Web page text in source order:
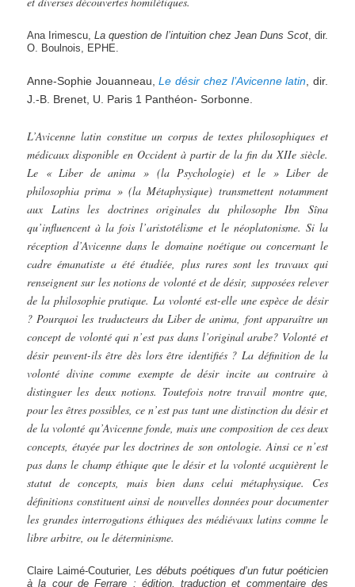
Ana Irimescu,La question de l’intuition chez Jean Duns Scot, dir.
O. Boulnois, EPHE.
Anne-Sophie Jouanneau,Le désir chez l’Avicenne latin, dir.
J.-B. Brenet, U. Paris 1 Panthéon- Sorbonne.
L’Avicenne latin constitue un corpus de textes philosophiques et
médicaux disponible en Occident à partir de la fin du XIIe siècle.
Le « Liber de anima » (la Psychologie) et le » Liber de
philosophia prima » (la Métaphysique) transmettent notamment
aux Latins les doctrines originales du philosophe Ibn Sîna
qu’influencent à la fois l’aristotélisme et le néoplatonisme. Si la
réception d’Avicenne dans le domaine noétique ou concernant le
cadre émanatiste a été étudiée, plus rares sont les travaux qui
renseignent sur les notions de volonté et de désir, supposées relever
de la philosophie pratique. La volonté est-elle une espèce de désir
? Pourquoi les traducteurs du Liber de anima, font apparaître un
concept de volonté qui n’est pas dans l’original arabe? Volonté et
désir peuvent-ils être dès lors être identifiés ? La définition de la
volonté divine comme exempte de désir incite au contraire à
distinguer les deux notions. Toutefois notre travail montre que,
pour les êtres possibles, ce n’est pas tant une distinction du désir et
de la volonté qu’Avicenne fonde, mais une composition de ces deux
concepts, étayée par les doctrines de son ontologie. Ainsi ce n’est
pas dans le champ éthique que le désir et la volonté acquièrent le
statut de concepts, mais bien dans celui métaphysique. Ces
définitions constituent ainsi de nouvelles données pour documenter
les grandes interrogations éthiques des médiévaux latins comme le
libre arbitre, ou le déterminisme.
Claire Laimé-Couturier,Les débuts poétiques d’un futur poéticien
à la cour de Ferrare : édition, traduction et commentaire des